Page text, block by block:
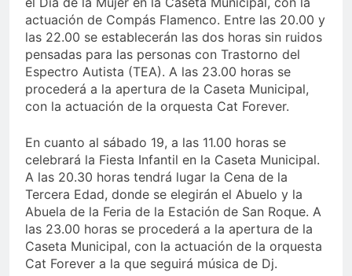
actuación de Compás Flamenco. Entre las 20.00 y
las 22.00 se establecerán las dos horas sin ruidos
pensadas para las personas con Trastorno del
Espectro Autista (TEA). A las 23.00 horas se
procederá a la apertura de la Caseta Municipal,
con la actuación de la orquesta Cat Forever.
En cuanto al sábado 19, a las 11.00 horas se
celebrará la Fiesta Infantil en la Caseta Municipal.
A las 20.30 horas tendrá lugar la Cena de la
Tercera Edad, donde se elegirán el Abuelo y la
Abuela de la Feria de la Estación de San Roque. A
las 23.00 horas se procederá a la apertura de la
Caseta Municipal, con la actuación de la orquesta
Cat Forever a la que seguirá música de Dj.